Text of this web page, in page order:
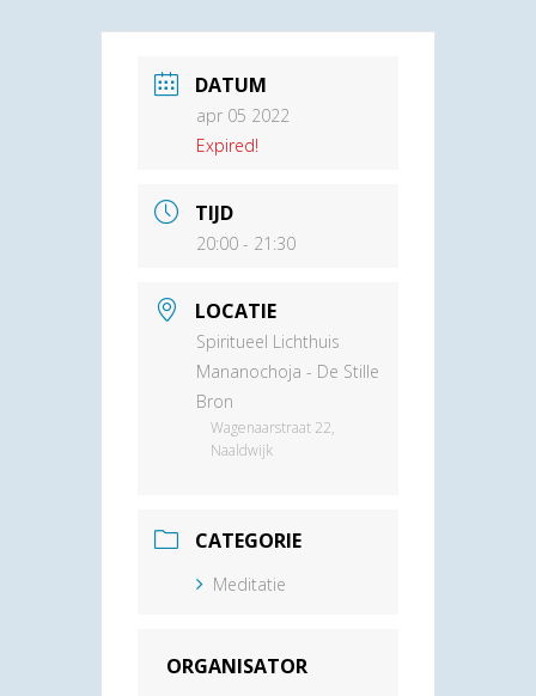
DATUM
apr 05 2022
Expired!
TIJD
20:00 - 21:30
LOCATIE
Spiritueel Lichthuis
Mananochoja - De Stille
Bron
Wagenaarstraat 22,
Naaldwijk
CATEGORIE
Meditatie
ORGANISATOR